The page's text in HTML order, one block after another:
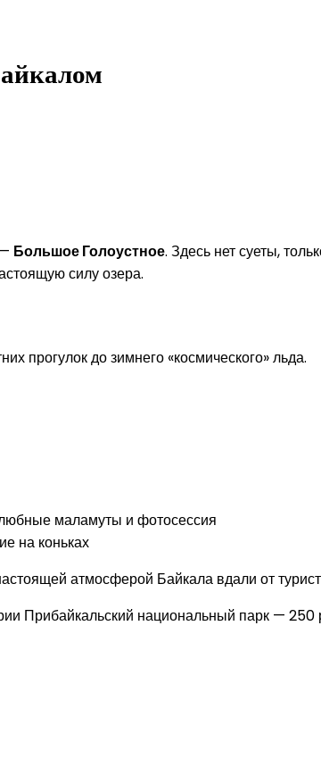
Большое Голоустное. Здесь нет суеты,
силу озера.
прогулок до зимнего «космического» льда.
маламуты и фотосессия
на коньках
атмосферой Байкала вдали от
Прибайкальский национальный парк —